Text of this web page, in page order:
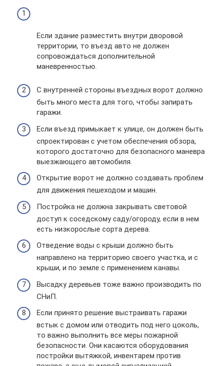
Если здание разместить внутри дворовой
территории, то въезд авто не должен
сопровождаться дополнительной
маневренностью.
С внутренней стороны въездных ворот должно
быть много места для того, чтобы запирать
гаражи.
Если въезд примыкает к улице, он должен быть
спроектирован с учетом обеспечения обзора,
которого достаточно для безопасного маневра
выезжающего автомобиля.
Открытие ворот не должно создавать проблем
для движения пешеходом и машин.
Постройка не должна закрывать световой
доступ к соседскому саду/огороду, если в нем
есть низкорослые сорта дерева.
Отведение воды с крыши должно быть
направлено на территорию своего участка, и с
крыши, и по земле с применением канавы.
Высадку деревьев тоже важно производить по
СНиП.
Если принято решение выстраивать гаражи
встык с домом или отводить под него цоколь,
то важно выполнить все меры пожарной
безопасности. Они касаются оборудования
постройки вытяжкой, инвентарем против